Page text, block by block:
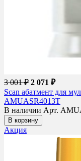
3 001 ₽ 2 071 ₽
Scan абатмент для
AMUASR4013T
В наличии Арт.
В корзину
Акция